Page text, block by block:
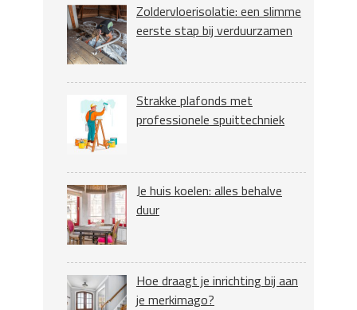
Zoldervloerisolatie: een slimme
eerste stap bij verduurzamen
Strakke plafonds met
professionele spuittechniek
Je huis koelen: alles behalve
duur
Hoe draagt je inrichting bij aan
je merkimago?